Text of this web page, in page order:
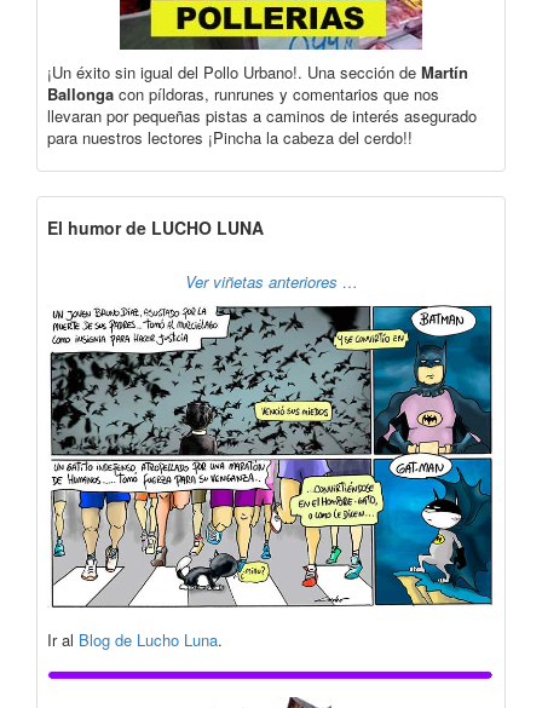
¡Un éxito sin igual del Pollo Urbano!. Una sección de Martín
Ballonga con píldoras, runrunes y comentarios que nos
llevaran por pequeñas pistas a caminos de interés asegurado
para nuestros lectores ¡Pincha la cabeza del cerdo!!
El humor de LUCHO LUNA
Ver viñetas anteriores …
Ir al Blog de Lucho Luna.